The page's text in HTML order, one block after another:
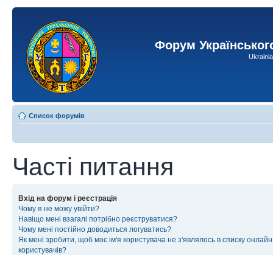
Форум
Список форумів
Часті питання
Вхід на форум і реєстрація
Чому я не можу увійти?
Навіщо мені взагалі потрібно реєструватися?
Чому мені постійно доводиться логуватись?
Як мені зробити, щоб моє ім'я користувача не з'являлось в списку онлайн
користувачів?